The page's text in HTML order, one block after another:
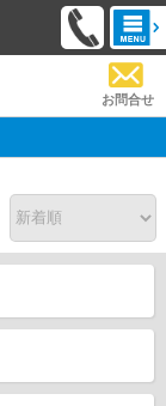
お問合せ